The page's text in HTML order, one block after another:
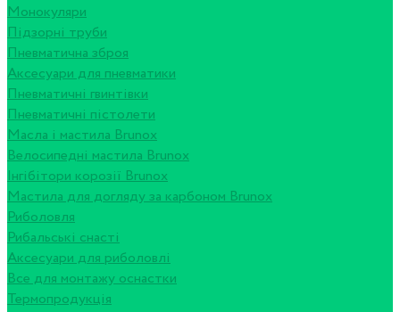
Монокуляри
Підзорні труби
Пневматична зброя
Аксесуари для пневматики
Пневматичні гвинтівки
Пневматичні пістолети
Масла і мастила Brunox
Велосипедні мастила Brunox
Інгібітори корозії Brunox
Мастила для догляду за карбоном Brunox
Риболовля
Рибальські снасті
Аксесуари для риболовлі
Все для монтажу оснастки
Термопродукція